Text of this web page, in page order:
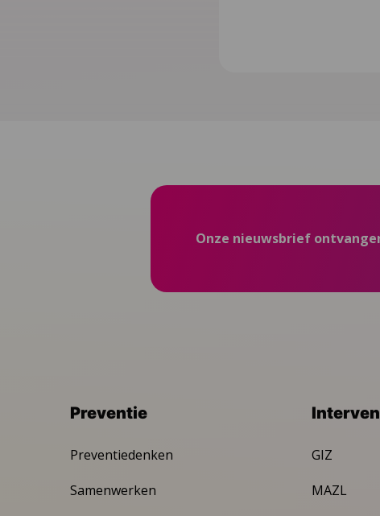
Onze nieuwsbrief
Preventie
Preventiedenken
Samenwerken
GIZ
MAZL